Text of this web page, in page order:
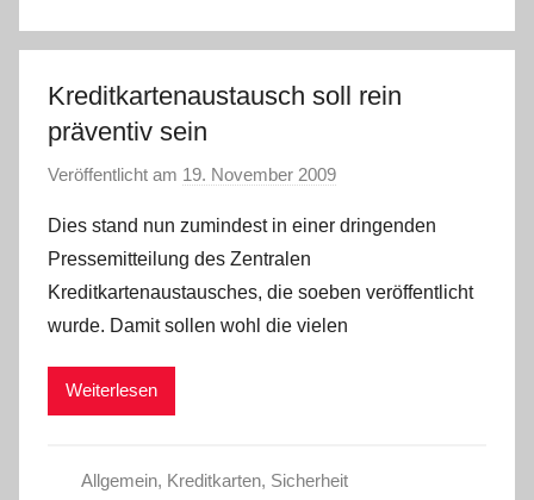
Kreditkartenaustausch soll rein
präventiv sein
Veröffentlicht am 19. November 2009
n
h
r
l
Dies stand nun zumindest in einer dringenden
Pressemitteilung des Zentralen
Kreditkartenaustausches, die soeben veröffentlicht
wurde. Damit sollen wohl die vielen
Weiterlesen
Allgemein, Kreditkarten, Sicherheit